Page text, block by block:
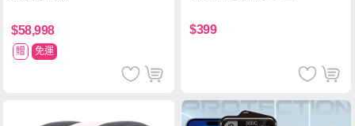
$58,998
贈 免運
$399